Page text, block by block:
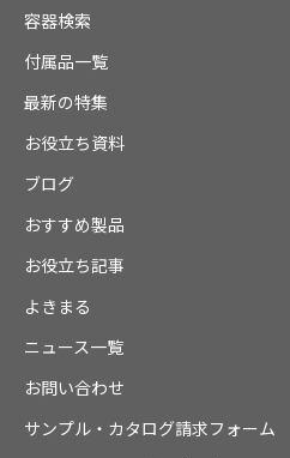
容器検索
付属品一覧
最新の特集
お役立ち資料
ブログ
おすすめ製品
お役立ち記事
よきまる
ニュース一覧
お問い合わせ
サンプル・カタログ請求フォーム